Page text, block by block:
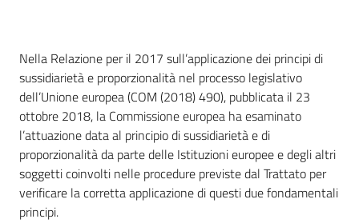
Introduzione
Nella Relazione per il 2017 sull’applicazione dei principi di
sussidiarietà e proporzionalità nel processo legislativo
dell’Unione europea (COM (2018) 490), pubblicata il 23
ottobre 2018, la Commissione europea ha esaminato
l’attuazione data al principio di sussidiarietà e di
proporzionalità da parte delle Istituzioni europee e degli altri
soggetti coinvolti nelle procedure previste dal Trattato per
verificare la corretta applicazione di questi due fondamentali
principi.